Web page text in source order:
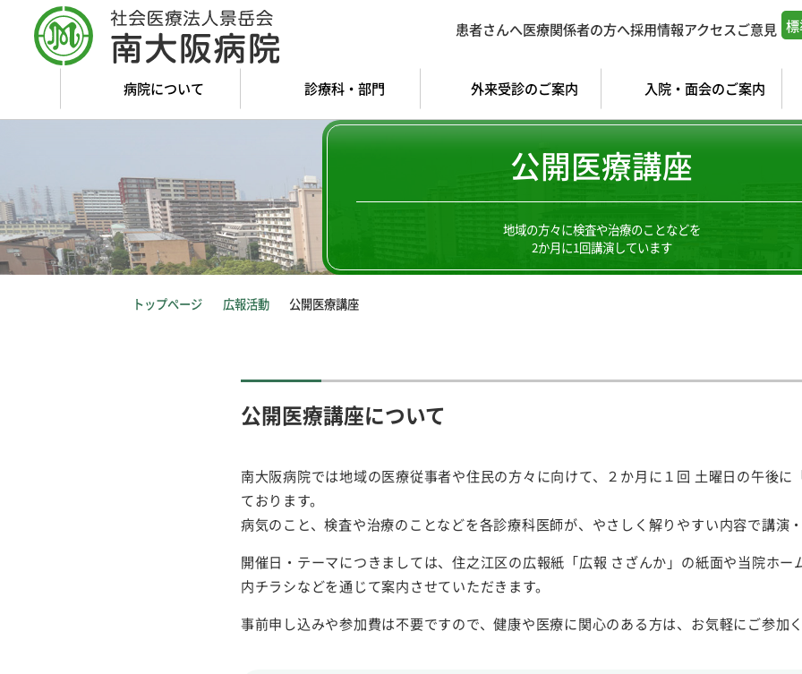
病院について 診療科・部門 外来受診のご案内 入院・面会のご案内
患者さんへ医療関係者の方へ採用情報アクセスご意見
公開医療講座
地域の方々に検査や治療のことなどを
2か月に1回講演しています
トップページ 広報活動 公開医療講座
公開医療講座について
南大阪病院では地域の医療従事者や住民の方々に向けて、２か月に１回 土曜日の午後に
ております。
病気のこと、検査や治療のことなどを各診療科医師が、やさしく解りやすい内容で講演
開催日・テーマにつきましては、住之江区の広報紙「広報 さざんか」の紙面や当院ホー
内チラシなどを通じて案内させていただきます。
事前申し込みや参加費は不要ですので、健康や医療に関心のある方は、お気軽にご参加